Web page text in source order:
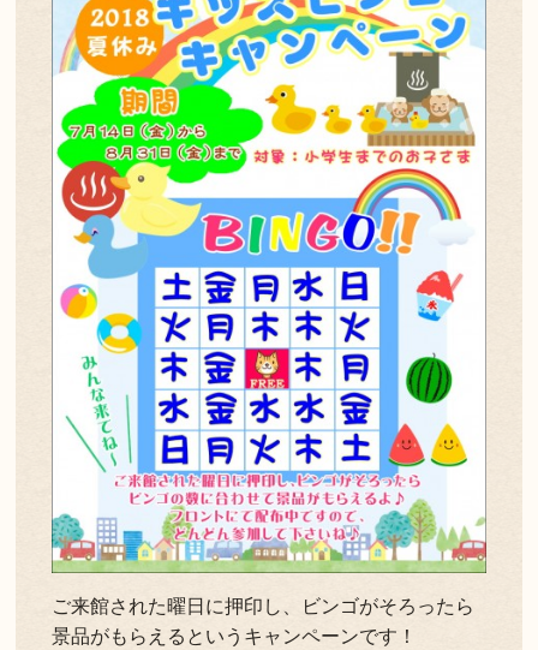
ご来館された曜日に押印し、ビンゴがそろったら
景品がもらえるというキャンペーンです！